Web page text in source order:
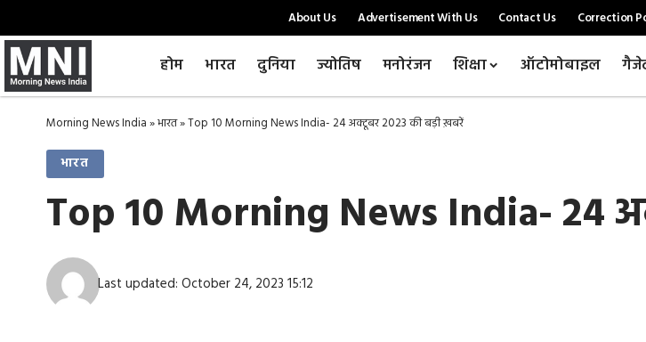
About Us Advertisement With Us Contact Us Correction
होम भारत दुनिया ज्योतिष मनोरंजन शिक्षा ऑटोमोबाइल
Morning News India»भारत»Top 10 Morning News India- 24 अक्टूबर 2023 की बड़ी ख़बरें
भारत
Top 10 Morning News India- 24
Last updated: October 24, 2023 15:12